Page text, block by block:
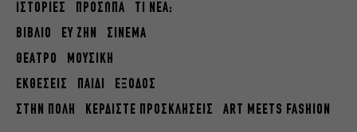
ΙΣΤΟΡΙΕΣ ΠΡΟΣΩΠΑ
ΤΙ ΝΕΑ;
ΒΙΒΛΙΟ
ΕΥ ΖΗΝ
ΣΙΝΕΜΑ
ΘΕΑΤΡΟ
ΜΟΥΣΙΚΗ
ΕΚΘΕΣΕΙΣ
ΠΑΙΔΙ
ΕΞΟΔΟΣ
ΣΤΗΝ ΠΟΛΗ
ΚΕΡΔΙΣΤΕ ΠΡΟΣΚΛΗΣΕΙΣ ART MEETS FASHION